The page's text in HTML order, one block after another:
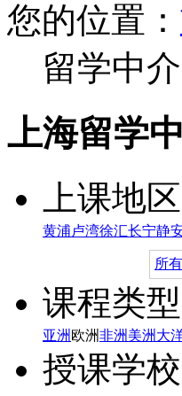
您的位置：
留学中介
上海留学
上课地区
黄浦卢湾徐汇长宁静
所
课程类型
亚洲 欧洲非洲 美洲 大
授课学校